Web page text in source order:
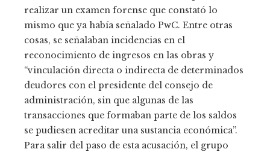
realizar un examen forense que constató lo
mismo que ya había señalado PwC. Entre otras
cosas, se señalaban incidencias en el
reconocimiento de ingresos en las obras y
“vinculación directa o indirecta de determinados
deudores con el presidente del consejo de
administración, sin que algunas de las
transacciones que formaban parte de los saldos
se pudiesen acreditar una sustancia económica”.
Para salir del paso de esta acusación, el grupo